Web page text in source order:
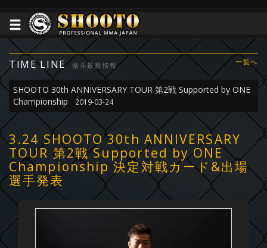
TIME LINE 修斗最新情報 一覧へ
SHOOTO 30th ANNIVERSARY TOUR 第2戦 Supported by ONE
Championship
2019-03-24
3.24 SHOOTO 30th ANNIVERSARY
TOUR 第2戦 Supported by ONE
Championship 決定対戦カード&出場
選手発表